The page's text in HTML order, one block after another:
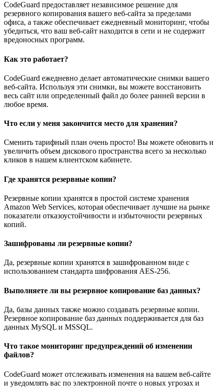
CodeGuard предоставляет независимое решение для
резервного копирования вашего веб-сайта за пределами
офиса, а также обеспечивает ежедневный мониторинг, чтобы
убедиться, что ваш веб-сайт находится в сети и не содержит
вредоносных программ.
Как это работает?
CodeGuard ежедневно делает автоматические снимки вашего
веб-сайта. Используя эти снимки, вы можете восстановить
весь сайт или определенный файл до более ранней версии в
любое время.
Что если у меня закончится место для хранения?
Сменить тарифный план очень просто! Вы можете обновить и
увеличить объем дискового пространства всего за несколько
кликов в нашем клиентском кабинете.
Где хранятся резервные копии?
Резервные копии хранятся в простой системе хранения
Amazon Web Services, которая обеспечивает лучшие на рынке
показатели отказоустойчивости и избыточности резервных
копий.
Зашифрованы ли резервные копии?
Да, резервные копии хранятся в зашифрованном виде с
использованием стандарта шифрования AES-256.
Выполняете ли вы резервное копирование баз данных?
Да, базы данных также можно создавать резервные копии.
Резервное копирование баз данных поддерживается для баз
данных MySQL и MSSQL.
Что такое мониторинг предупреждений об изменении
файлов?
CodeGuard может отслеживать изменения на вашем веб-сайте
и уведомлять вас по электронной почте о новых угрозах и